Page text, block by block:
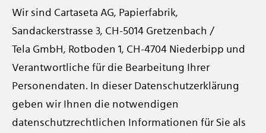
Wir sind Cartaseta AG, Papierfabrik,
Sandackerstrasse 3, CH-5014 Gretzenbach /
Tela GmbH, Rotboden 1, CH-4704 Niederbipp und
Verantwortliche für die Bearbeitung Ihrer
Personendaten. In dieser Datenschutzerklärung
geben wir Ihnen die notwendigen
datenschutzrechtlichen Informationen für Sie als